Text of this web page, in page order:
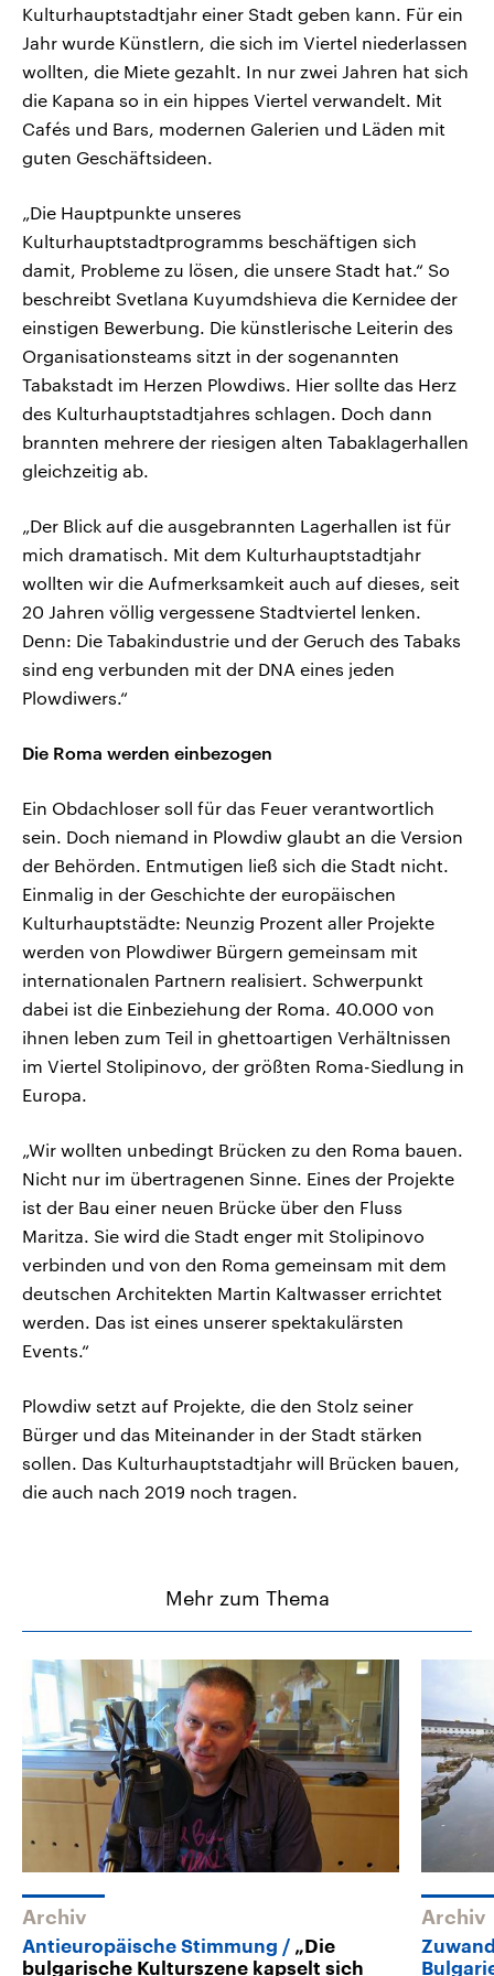
Kulturhauptstadtjahr einer Stadt geben kann. Für ein
Jahr wurde Künstlern, die sich im Viertel niederlassen
wollten, die Miete gezahlt. In nur zwei Jahren hat sich
die Kapana so in ein hippes Viertel verwandelt. Mit
Cafés und Bars, modernen Galerien und Läden mit
guten Geschäftsideen.
„Die Hauptpunkte unseres
Kulturhauptstadtprogramms beschäftigen sich
damit, Probleme zu lösen, die unsere Stadt hat.“ So
beschreibt Svetlana Kuyumdshieva die Kernidee der
einstigen Bewerbung. Die künstlerische Leiterin des
Organisationsteams sitzt in der sogenannten
Tabakstadt im Herzen Plowdiws. Hier sollte das Herz
des Kulturhauptstadtjahres schlagen. Doch dann
brannten mehrere der riesigen alten Tabaklagerhallen
gleichzeitig ab.
„Der Blick auf die ausgebrannten Lagerhallen ist für
mich dramatisch. Mit dem Kulturhauptstadtjahr
wollten wir die Aufmerksamkeit auch auf dieses, seit
20 Jahren völlig vergessene Stadtviertel lenken.
Denn: Die Tabakindustrie und der Geruch des Tabaks
sind eng verbunden mit der DNA eines jeden
Plowdiwers.“
Die Roma werden einbezogen
Ein Obdachloser soll für das Feuer verantwortlich
sein. Doch niemand in Plowdiw glaubt an die Version
der Behörden. Entmutigen ließ sich die Stadt nicht.
Einmalig in der Geschichte der europäischen
Kulturhauptstädte: Neunzig Prozent aller Projekte
werden von Plowdiwer Bürgern gemeinsam mit
internationalen Partnern realisiert. Schwerpunkt
dabei ist die Einbeziehung der Roma. 40.000 von
ihnen leben zum Teil in ghettoartigen Verhältnissen
im Viertel Stolipinovo, der größten Roma-Siedlung in
Europa.
„Wir wollten unbedingt Brücken zu den Roma bauen.
Nicht nur im übertragenen Sinne. Eines der Projekte
ist der Bau einer neuen Brücke über den Fluss
Maritza. Sie wird die Stadt enger mit Stolipinovo
verbinden und von den Roma gemeinsam mit dem
deutschen Architekten Martin Kaltwasser errichtet
werden. Das ist eines unserer spektakulärsten
Events.“
Plowdiw setzt auf Projekte, die den Stolz seiner
Bürger und das Miteinander in der Stadt stärken
sollen. Das Kulturhauptstadtjahr will Brücken bauen,
die auch nach 2019 noch tragen.
Mehr zum Thema
Archiv
Antieuropäische Stimmung
„Die
bulgarische Kulturszene kapselt sich
Archiv